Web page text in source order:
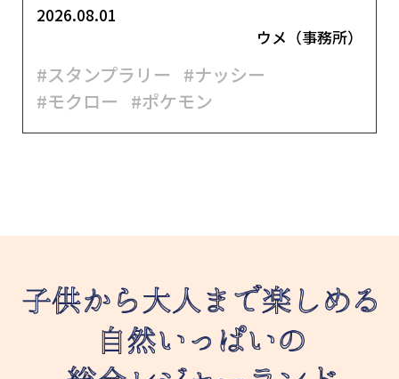
2026.08.01
ウメ（事務所）
#スタンプラリー #ナッシー
#モクロー #ポケモン